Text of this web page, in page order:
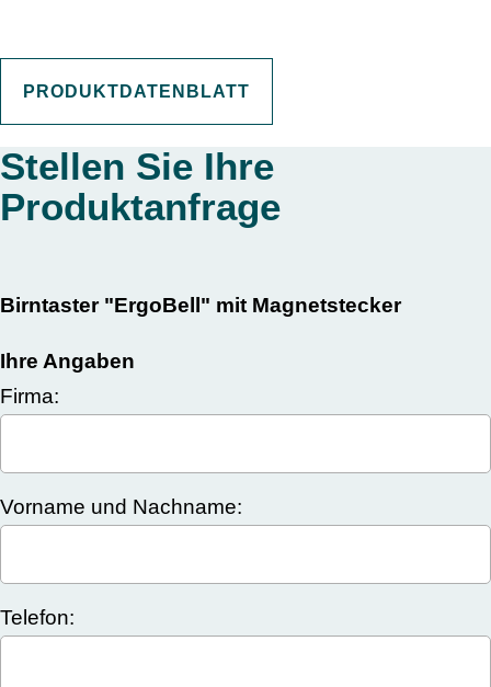
PRODUKTDATENBLATT
Stellen Sie Ihre
Produktanfrage
Birntaster "ErgoBell" mit Magnetstecker
Ihre Angaben
Firma:
Vorname und Nachname:
Telefon: